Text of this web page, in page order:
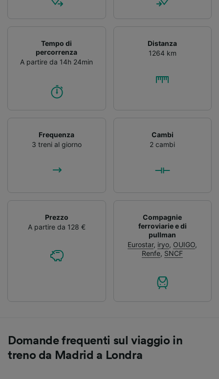
Tempo di
percorrenza
A partire da 14h 24min
Distanza
1264 km
Frequenza
3 treni al giorno
Cambi
2 cambi
Prezzo
A partire da 128 €
Compagnie
ferroviarie e di
pullman
Eurostar, iryo, OUIGO,
Renfe, SNCF
Domande frequenti sul viaggio in
treno da Madrid a Londra